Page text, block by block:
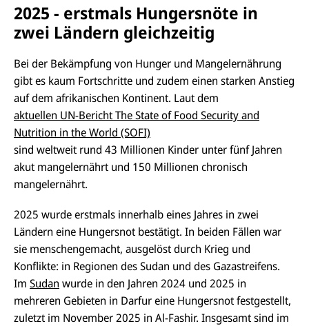
2025 - erstmals Hungersnöte in
zwei Ländern gleichzeitig
Bei der Bekämpfung von Hunger und Mangelernährung
gibt es kaum Fortschritte und zudem einen starken Anstieg
auf dem afrikanischen Kontinent. Laut dem
aktuellen UN-Bericht The State of Food Security and
Nutrition in the World (SOFI)
sind weltweit rund 43 Millionen Kinder unter fünf Jahren
akut mangelernährt und 150 Millionen chronisch
mangelernährt.
2025 wurde erstmals innerhalb eines Jahres in zwei
Ländern eine Hungersnot bestätigt. In beiden Fällen war
sie menschengemacht, ausgelöst durch Krieg und
Konflikte: in Regionen des Sudan und des Gazastreifens.
Im Sudan wurde in den Jahren 2024 und 2025 in
mehreren Gebieten in Darfur eine Hungersnot festgestellt,
zuletzt im November 2025 in Al-Fashir. Insgesamt sind im